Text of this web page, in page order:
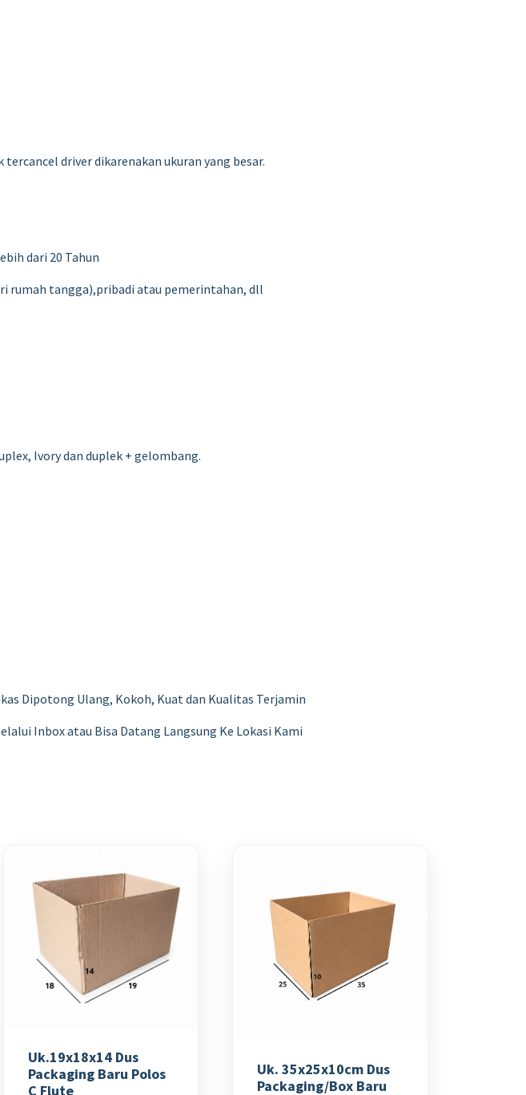
driver dikarenakan ukuran yang besar.
dari 20 Tahun
rumah tangga),pribadi atau pemerintahan, dll
Ivory dan duplek + gelombang.
Dipotong Ulang, Kokoh, Kuat dan Kualitas Terjamin
Inbox atau Bisa Datang Langsung Ke Lokasi Kami
Uk.19x18x14 Dus
Packaging Baru Polos
C Flute
Uk. 35x25x10cm Dus
Packaging/Box Baru